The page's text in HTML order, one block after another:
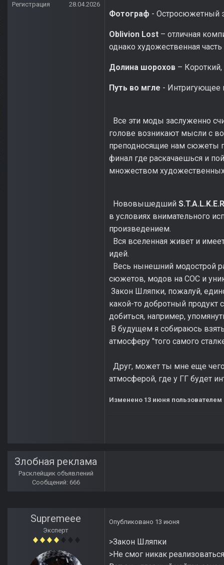
Регистрация
28.04.2026
Фотограф - Остросюжетный
Oblivion Lost – отличная
однако художественная
Долина шорохов –
Путь во мгле - Интригующее
Все эти моды заслуженно
голове возникают мысли c
преподносящие нам сюжеты
финал где раскачаешься и
множеством
Нововышедший
в условиях внимательного
произведением.
Вся вселенная живет и
идей.
Весь нынешний модострой
сюжетов, модов на COC и
Закон Шляпки, пожалуй,
какой-то добротный
добиться, например,
В будущем я собираюсь
атмосферу "того самого
Друг, может ты мне еще
атмосферой, где у ГГ будет
Изменено 13 июня пользователем
Злобная реклама
Расклейщик объявлений
Сообщений: 666
Supremeee
Эксперт
Опубликовано 13 июня
>Закон Шляпки
>Не смог никак